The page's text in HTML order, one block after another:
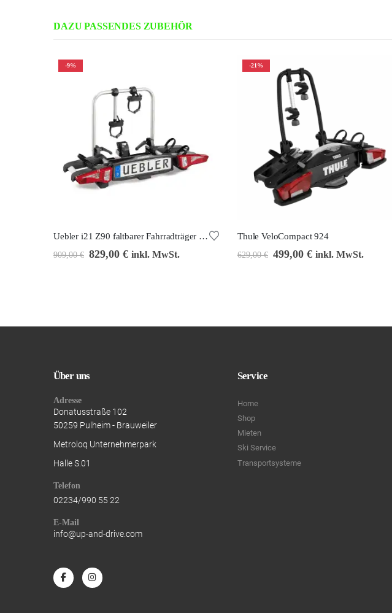
-9%
Uebler i21 Z90 faltbarer Fahrradträger für 2 Räder
909,00€ 829,00€ inkl. MwSt.
-21%
Thule VeloCompact 924
629,00€ 499,00€ inkl. MwSt.
Über uns
Adresse
Donatusstraße 102
50259 Pulheim - Brauweiler
Metroloq Unternehmerpark
Halle S.01
Telefon
02234/990 55 22
E-Mail
info@up-and-drive.com
Service
Home
Shop
Mieten
Ski Service
Transportsysteme